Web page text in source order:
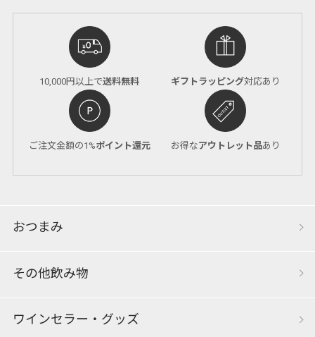
10,000円以上で送料無料 ギフトラッピング対応あり
ご注文金額の1%ポイント還元 お得なアウトレット品あり
おつまみ
その他飲み物
ワインセラー・グッズ